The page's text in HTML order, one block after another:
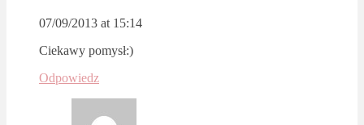
07/09/2013 at 15:14
Ciekawy pomysł:)
Odpowiedz